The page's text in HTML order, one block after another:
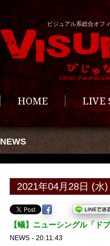
ビジュアル系総合オフ
HOME LIVE
NEWS
2021年04月28日 (水)
【蟻】ニューシングル「ド
NEWS - 20:11:43